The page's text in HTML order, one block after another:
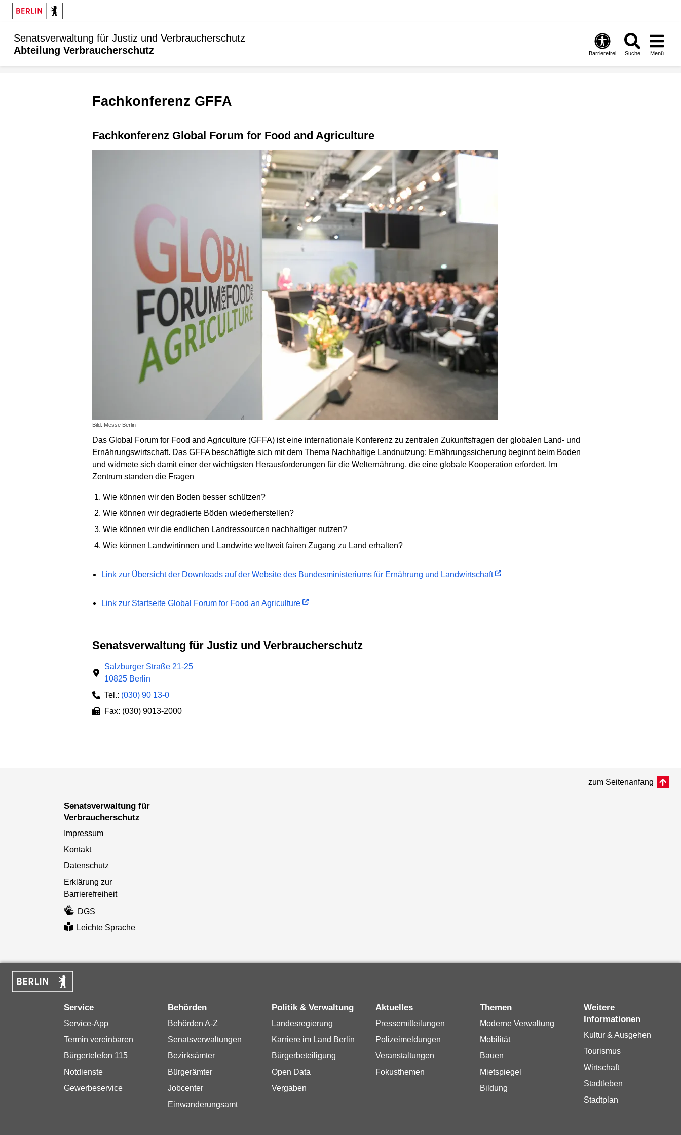
Senatsverwaltung für Justiz und Verbraucherschutz
Abteilung Verbraucherschutz
Barrierefrei Suche Menü
Fachkonferenz GFFA
Bild: Messe Berlin
Fachkonferenz Global Forum for Food and Agriculture
Das Global Forum for Food and Agriculture (GFFA) ist eine internationale Konferenz zu zentralen Zukunftsfragen der globalen Land- und
Ernährungswirtschaft. Das GFFA beschäftigte sich mit dem Thema Nachhaltige Landnutzung: Ernährungssicherung beginnt beim Boden
und widmete sich damit einer der wichtigsten Herausforderungen für die Welternährung, die eine globale Kooperation erfordert. Im
Zentrum standen die Fragen
Wie können wir den Boden besser schützen?
Wie können wir degradierte Böden wiederherstellen?
Wie können wir die endlichen Landressourcen nachhaltiger nutzen?
Wie können Landwirtinnen und Landwirte weltweit fairen Zugang zu Land erhalten?
Link zur Übersicht der Downloads auf der Website des Bundesministeriums für Ernährung und Landwirtschaft
Link zur Startseite Global Forum for Food an Agriculture
Senatsverwaltung für Justiz und Verbraucherschutz
Salzburger Straße 21-25
10825 Berlin
Tel.: (030) 90 13-0
Fax: (030) 9013-2000
zum Seitenanfang
Senatsverwaltung für
Verbraucherschutz
Impressum
Kontakt
Datenschutz
Erklärung zur
Barrierefreiheit
DGS
Leichte Sprache
Service
Service-App
Termin vereinbaren
Bürgertelefon 115
Notdienste
Gewerbeservice
Behörden
Behörden A-Z
Senatsverwaltungen
Bezirksämter
Bürgerämter
Jobcenter
Einwanderungsamt
Politik & Verwaltung
Landesregierung
Karriere im Land Berlin
Bürgerbeteiligung
Open Data
Vergaben
Aktuelles
Pressemitteilungen
Polizeimeldungen
Veranstaltungen
Fokusthemen
Themen
Moderne Verwaltung
Mobilität
Bauen
Mietspiegel
Bildung
Weitere
Informationen
Kultur & Ausgehen
Tourismus
Wirtschaft
Stadtleben
Stadtplan